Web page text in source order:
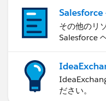
Salesforce
その他のリ
Salesforce
ださい。